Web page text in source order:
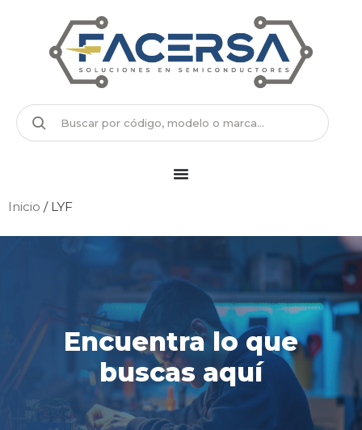
Inicio / LYF
Encuentra lo que
buscas aquí